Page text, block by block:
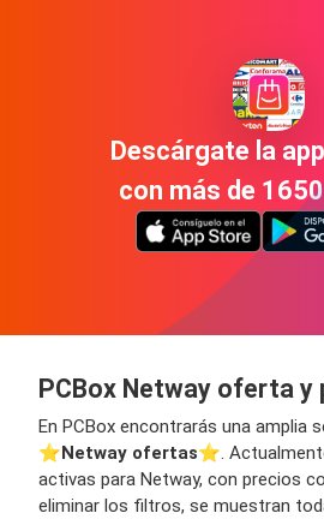
Descárgate la
con más de
PCBox Netway oferta y
En PCBox encontrarás una amplia
⭐️Netway ofertas⭐️.
activas para Netway, con precios
eliminar los filtros, se muestran